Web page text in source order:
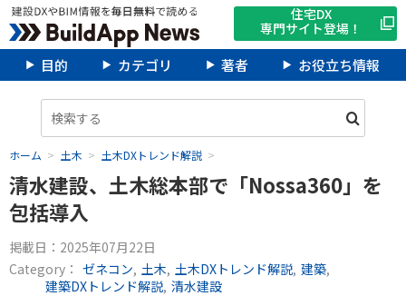
住宅DX
専門サイト登場！
目的 カテゴリ 著者 お役立ち情報
ホーム 土木 土木DXトレンド解説
清水建設、土木総本部で「Nossa360」を
包括導入
掲載日： 2025年07月22日
Category： ゼネコン 土木 土木DXトレンド解説 建築
建築DXトレンド解説 清水建設